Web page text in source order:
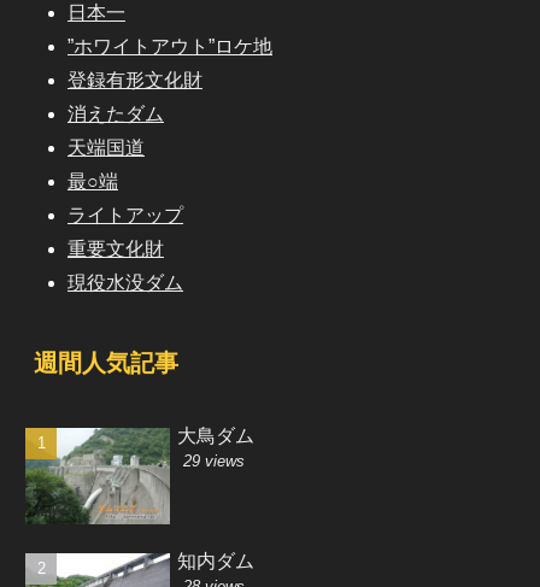
日本一
”ホワイトアウト”ロケ地
登録有形文化財
消えたダム
天端国道
最○端
ライトアップ
重要文化財
現役水没ダム
週間人気記事
大鳥ダム
29 views
知内ダム